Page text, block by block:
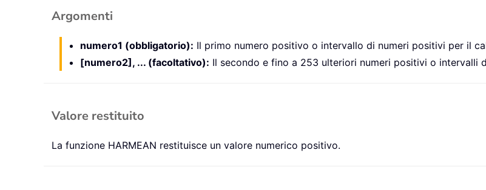
Argomenti
numero1 (obbligatorio): Il primo numero positivo o intervallo di numeri positivi per il
[numero2], ... (facoltativo): Il secondo e fino a 253 ulteriori numeri positivi o intervalli
Valore restituito
La funzione HARMEAN restituisce un valore numerico positivo.